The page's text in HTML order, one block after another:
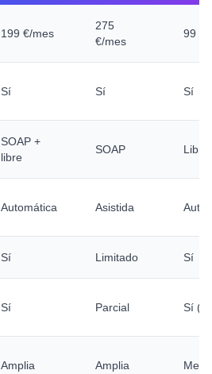
199 €/mes
275
€/mes
99 €/
Sí Sí Sí
SOAP +
libre
SOAP Libre
Automática Asistida
Sí Limitado Sí
Sí Parcial Sí
Amplia Amplia